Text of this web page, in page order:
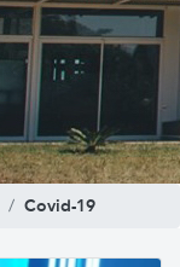
Covid-19